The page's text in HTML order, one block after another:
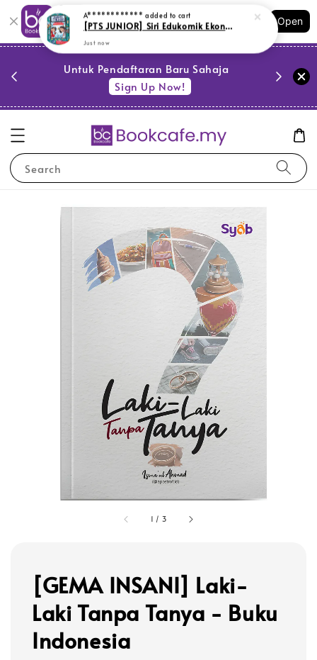
Shopping: Track Your Order
Your Trusted Shops
Open
Untuk Pendaftaran Baru Sahaja
Sign Up Now!
Search
1 / 3
[GEMA INSANI] Laki-
Laki Tanpa Tanya - Buku
Indonesia